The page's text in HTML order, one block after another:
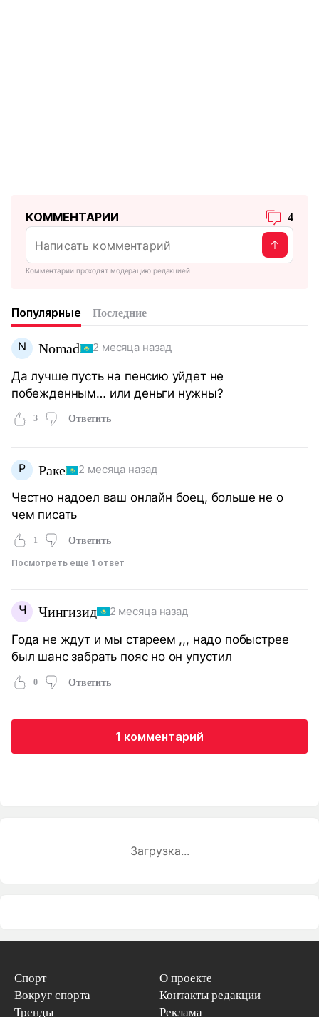
КОММЕНТАРИИ 4
Комментарии проходят модерацию редакцией
Популярные Последние
N Nomad 2 месяца назад
Да лучше пусть на пенсию уйдет не
побежденным… или деньги нужны?
3 Ответить
Р Раке 2 месяца назад
Честно надоел ваш онлайн боец, больше не о
чем писать
1 Ответить
Посмотреть еще 1 ответ
Ч Чингизид 2 месяца назад
Года не ждут и мы стареем ,,, надо побыстрее
был шанс забрать пояс но он упустил
0 Ответить
1 комментарий
Загрузка...
Спорт
Вокруг спорта
Тренды
О проекте
Контакты редакции
Реклама